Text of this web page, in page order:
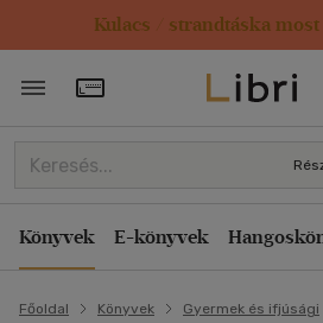
Kulacs / strandtáska most
Törzsvásárlói Kártya adatai
Könyvek E-könyvek
Főoldal Könyvek Gyermek és ifjúsági